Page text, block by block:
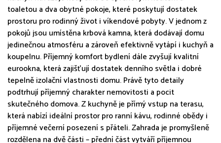
toaletou a dva obytné pokoje, které poskytují dostatek
prostoru pro rodinný život i víkendové pobyty. V jednom z
pokojů jsou umístěna krbová kamna, která dodávají domu
jedinečnou atmosféru a zároveň efektivně vytápí i kuchyň a
koupelnu. Příjemný komfort bydlení dále zvyšují kvalitní
eurookna, která zajišťují dostatek denního světla i dobré
tepelně izolační vlastnosti domu. Právě tyto detaily
podtrhují příjemný charakter nemovitosti a pocit
skutečného domova. Z kuchyně je přímý vstup na terasu,
která nabízí ideální prostor pro ranní kávu, rodinné obědy i
příjemné večerní posezení s přáteli. Zahrada je promyšleně
rozdělena na dvě části – přední část vytváří příjemnou